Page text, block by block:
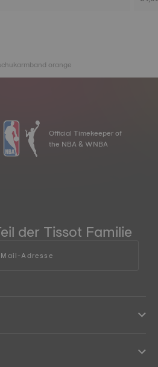
orange
Official Timekeeper of
the NBA & WNBA
der Tissot Familie
Adresse